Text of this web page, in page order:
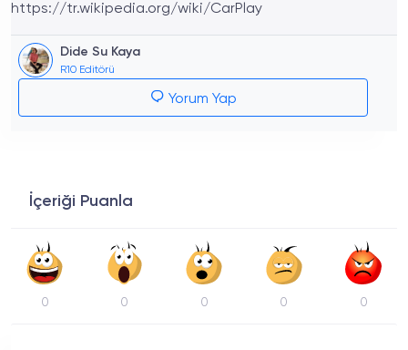
https://tr.wikipedia.org/wiki/CarPlay
Dide Su Kaya
R10 Editörü
Yorum Yap
İçeriği Puanla
0 0 0 0 0